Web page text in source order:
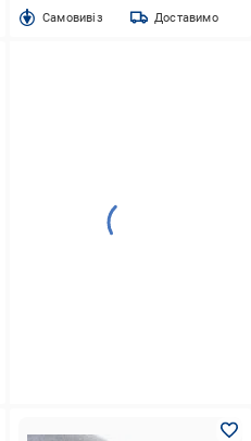
Cамовивіз Доставимо